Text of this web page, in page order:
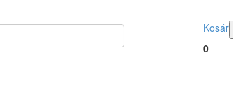
Kosár
0